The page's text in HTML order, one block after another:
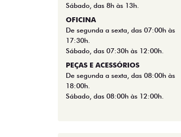
Sábado, das 8h às 13h.
OFICINA
De segunda a sexta, das 07:00h às
17:30h.
Sábado, das 07:30h às 12:00h.
PEÇAS E ACESSÓRIOS
De segunda a sexta, das 08:00h às
18:00h.
Sábado, das 08:00h às 12:00h.